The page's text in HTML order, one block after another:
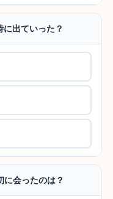
出ていった？
会ったのは？